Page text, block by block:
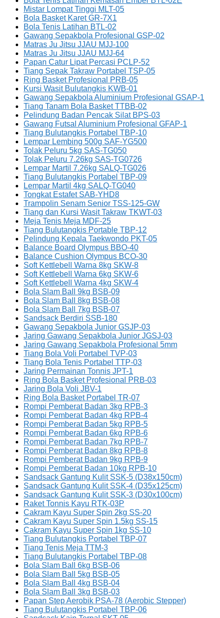
Mistar Lompat Tinggi MLT-05
Bola Basket Karet GR-7X1
Bola Tenis Latihan BTL-02
Gawang Sepakbola Profesional GSP-02
Matras Ju Jitsu JJAU MJJ-100
Matras Ju Jitsu JJAU MJJ-64
Papan Catur Lipat Percasi PCLP-52
Tiang Sepak Takraw Portabel TSP-05
Ring Basket Profesional PRB-05
Kursi Wasit Bulutangkis KWB-01
Gawang Sepakbola Aluminium Profesional GSAP-1
Tiang Tanam Bola Basket TTBB-02
Pelindung Badan Pencak Silat BPS-03
Gawang Futsal Aluminium Profesional GFAP-1
Tiang Bulutangkis Portabel TBP-10
Lempar Lembing 500g SAF-YG500
Tolak Peluru 5kg SAS-TG050
Tolak Peluru 7.26kg SAS-TG0726
Lempar Martil 7.26kg SALQ-TG026
Tiang Bulutangkis Portabel TBP-09
Lempar Martil 4kg SALQ-TG040
Tongkat Estafet SAB-YHD8
Trampolin Senam Senior TSS-125-GW
Tiang dan Kursi Wasit Takraw TKWT-03
Meja Tenis Meja MDF-25
Tiang Bulutangkis Portable TBP-12
Pelindung Kepala Taekwondo PKT-05
Balance Board Olympus BBO-40
Balance Cushion Olympus BCO-30
Soft Kettlebell Warna 8kg SKW-8
Soft Kettlebell Warna 6kg SKW-6
Soft Kettlebell Warna 4kg SKW-4
Bola Slam Ball 9kg BSB-09
Bola Slam Ball 8kg BSB-08
Bola Slam Ball 7kg BSB-07
Sandsack Berdiri SSB-180
Gawang Sepakbola Junior GSJP-03
Jaring Gawang Sepakbola Junior JGSJ-03
Jaring Gawang Sepakbola Profesional 5mm
Tiang Bola Voli Portabel TVP-03
Tiang Bola Tenis Portabel TTP-03
Jaring Permainan Tonnis JPT-1
Ring Bola Basket Profesional PRB-03
Jaring Bola Voli JBV-1
Ring Bola Basket Portabel TR-07
Rompi Pemberat Badan 3kg RPB-3
Rompi Pemberat Badan 4kg RPB-4
Rompi Pemberat Badan 5kg RPB-5
Rompi Pemberat Badan 6kg RPB-6
Rompi Pemberat Badan 7kg RPB-7
Rompi Pemberat Badan 8kg RPB-8
Rompi Pemberat Badan 9kg RPB-9
Rompi Pemberat Badan 10kg RPB-10
Sandsack Gantung Kulit SSK-5 (D38x150cm)
Sandsack Gantung Kulit SSK-4 (D35x125cm)
Sandsack Gantung Kulit SSK-3 (D30x100cm)
Raket Tonnis Kayu RTK-03P
Cakram Kayu Super Spin 2kg SS-20
Cakram Kayu Super Spin 1.5kg SS-15
Cakram Kayu Super Spin 1kg SS-10
Tiang Bulutangkis Portabel TBP-07
Tiang Tenis Meja TTM-3
Tiang Bulutangkis Portabel TBP-08
Bola Slam Ball 6kg BSB-06
Bola Slam Ball 5kg BSB-05
Bola Slam Ball 4kg BSB-04
Bola Slam Ball 3kg BSB-03
Papan Step Aerobik PSA-78 (Aerobic Stepper)
Tiang Bulutangkis Portabel TBP-06